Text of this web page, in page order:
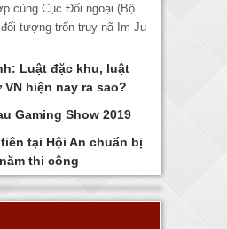
cùng Cục Đối ngoại (Bộ
tượng trốn truy nã Im Ju
Luật đặc khu, luật
hiện nay ra sao?
Gaming Show 2019
tại Hội An chuẩn bị
thi công